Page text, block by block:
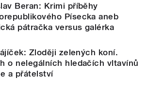
Beran: Krimi příběhy
Písecka aneb
pátračka versus galérka
Zloději zelených koní.
o nelegálních hledačích vltavínů
a přátelství